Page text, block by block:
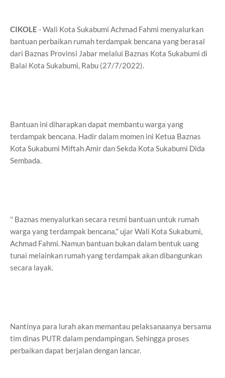
CIKOLE - Wali Kota Sukabumi Achmad Fahmi menyalurkan
bantuan perbaikan rumah terdampak bencana yang berasal
dari Baznas Provinsi Jabar melalui Baznas Kota Sukabumi di
Balai Kota Sukabumi, Rabu (27/7/2022).
Bantuan ini diharapkan dapat membantu warga yang
terdampak bencana. Hadir dalam momen ini Ketua Baznas
Kota Sukabumi Miftah Amir dan Sekda Kota Sukabumi Dida
Sembada.
'' Baznas menyalurkan secara resmi bantuan untuk rumah
warga yang terdampak bencana,'' ujar Wali Kota Sukabumi,
Achmad Fahmi. Namun bantuan bukan dalam bentuk uang
tunai melainkan rumah yang terdampak akan dibangunkan
secara layak.
Nantinya para lurah akan memantau pelaksanaanya bersama
tim dinas PUTR dalam pendampingan. Sehingga proses
perbaikan dapat berjalan dengan lancar.